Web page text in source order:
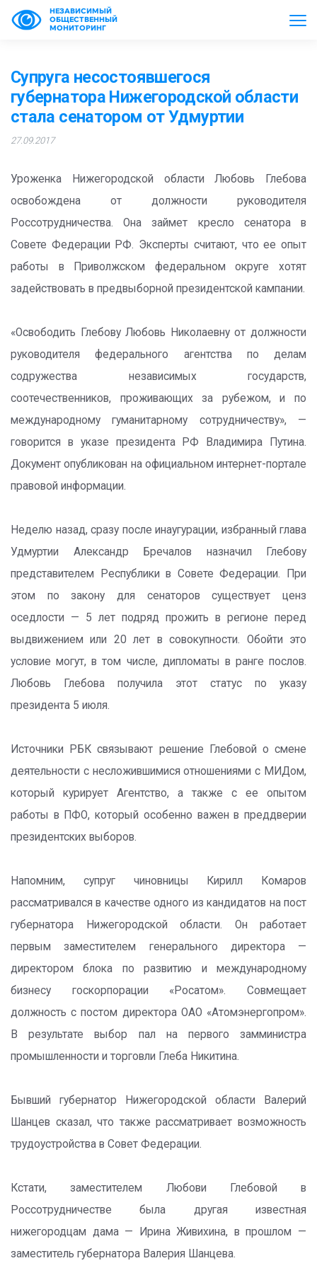
НЕЗАВИСИМЫЙ
ОБЩЕСТВЕННЫЙ
МОНИТОРИНГ
Супруга несостоявшегося
губернатора Нижегородской области
стала сенатором от Удмуртии
27.09.2017
Уроженка Нижегородской области Любовь Глебова
освобождена от должности руководителя
Россотрудничества. Она займет кресло сенатора в
Совете Федерации РФ. Эксперты считают, что ее опыт
работы в Приволжском федеральном округе хотят
задействовать в предвыборной президентской кампании.
«Освободить Глебову Любовь Николаевну от должности
руководителя федерального агентства по делам
содружества независимых государств,
соотечественников, проживающих за рубежом, и по
международному гуманитарному сотрудничеству», —
говорится в указе президента РФ Владимира Путина.
Документ опубликован на официальном интернет-портале
правовой информации.
Неделю назад, сразу после инаугурации, избранный глава
Удмуртии Александр Бречалов назначил Глебову
представителем Республики в Совете Федерации. При
этом по закону для сенаторов существует ценз
оседлости — 5 лет подряд прожить в регионе перед
выдвижением или 20 лет в совокупности. Обойти это
условие могут, в том числе, дипломаты в ранге послов.
Любовь Глебова получила этот статус по указу
президента 5 июля.
Источники РБК связывают решение Глебовой о смене
деятельности с несложившимися отношениями с МИДом,
который курирует Агентство, а также с ее опытом
работы в ПФО, который особенно важен в преддверии
президентских выборов.
Напомним, супруг чиновницы Кирилл Комаров
рассматривался в качестве одного из кандидатов на пост
губернатора Нижегородской области. Он работает
первым заместителем генерального директора —
директором блока по развитию и международному
бизнесу госкорпорации «Росатом». Совмещает
должность с постом директора ОАО «Атомэнергопром».
В результате выбор пал на первого замминистра
промышленности и торговли Глеба Никитина.
Бывший губернатор Нижегородской области Валерий
Шанцев сказал, что также рассматривает возможность
трудоустройства в Совет Федерации.
Кстати, заместителем Любови Глебовой в
Россотрудничестве была другая известная
нижегородцам дама — Ирина Живихина, в прошлом —
заместитель губернатора Валерия Шанцева.